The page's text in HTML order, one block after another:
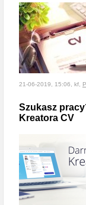
21-06-2019, 15:06, kf,
Szukasz
Kreatora CV